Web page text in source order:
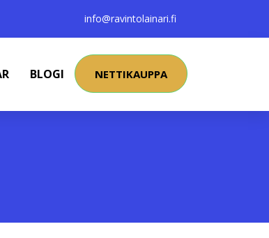
info@ravintolainari.fi
BLOGI NETTIKAUPPA